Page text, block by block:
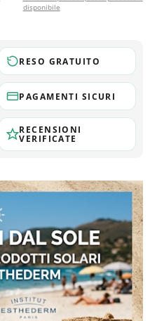
disponibile
RESO GRATUITO
PAGAMENTI SICURI
RECENSIONI
VERIFICATE